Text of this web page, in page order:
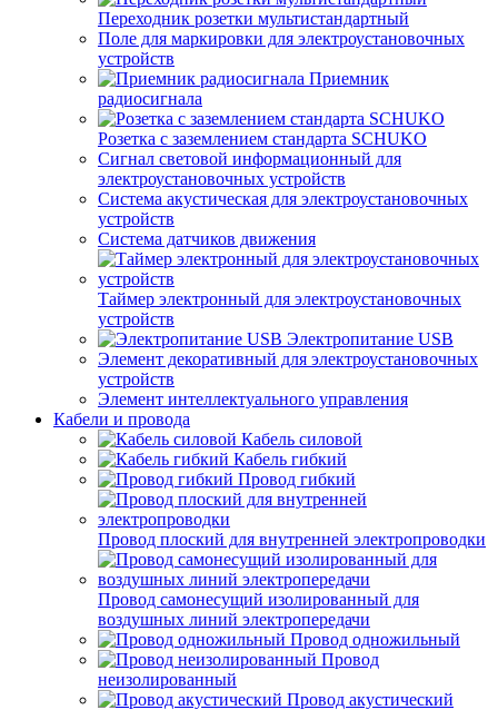
Переходник розетки мультистандартный
Поле для маркировки для электроустановочных
устройств
Приемник
радиосигнала
Розетка с заземлением стандарта SCHUKO
Сигнал световой информационный для
электроустановочных устройств
Система акустическая для электроустановочных
устройств
Система датчиков движения
Таймер электронный для электроустановочных
устройств
Электропитание USB
Элемент декоративный для электроустановочных
устройств
Элемент интеллектуального управления
Кабели и провода
Кабель силовой
Кабель гибкий
Провод гибкий
Провод плоский для внутренней электропроводки
Провод самонесущий изолированный для
воздушных линий электропередачи
Провод одножильный
Провод
неизолированный
Провод акустический